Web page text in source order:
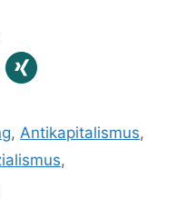
, Antikapitalismus,
,